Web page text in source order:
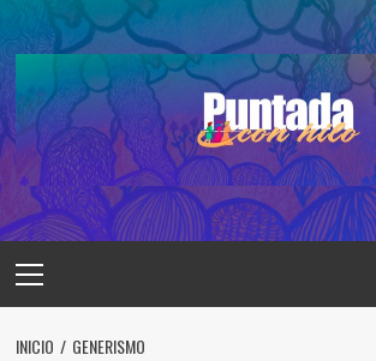
al
contenido
principal
INICIO GENERISMO